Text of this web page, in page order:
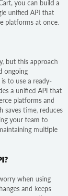
you can build a
unified API that
platforms at once.
but this approach
ongoing
to use a ready-
a unified API that
platforms and
saves time, reduces
your team to
multiple
when using
and keeps